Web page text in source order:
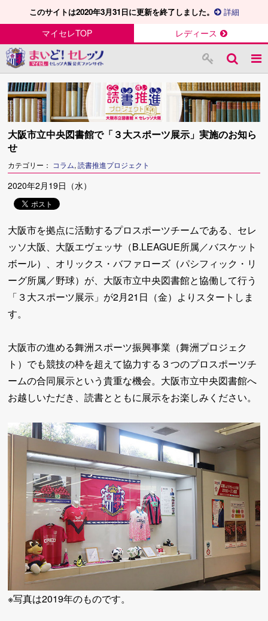
このサイトは2020年3月31日に更新を終了しました。 詳細
マイセレTOP レディース
大阪市立中央図書館で「３大スポーツ展示」実施のお知ら
せ
カテゴリー： コラム, 読書推進プロジェクト
2020年2月19日（水）
大阪市を拠点に活動するプロスポーツチームである、セレ
ッソ大阪、大阪エヴェッサ（B.LEAGUE所属／バスケット
ボール）、オリックス・バファローズ（パシフィック・リ
ーグ所属／野球）が、大阪市立中央図書館と協働して行う
「３大スポーツ展示」が2月21日（金）よりスタートしま
す。
大阪市の進める舞洲スポーツ振興事業（舞洲プロジェク
ト）でも競技の枠を超えて協力する３つのプロスポーツチ
ームの合同展示という貴重な機会。大阪市立中央図書館へ
お越しいただき、読書とともに展示をお楽しみください。
※写真は2019年のものです。